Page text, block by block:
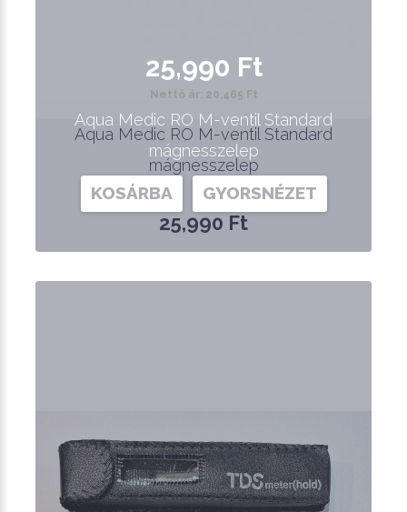
Aqua Medic RO M-ventil Standard
mágnesszelep
25,990 Ft
25,990 Ft
Nettó ár: 20,465 Ft
Aqua Medic RO M-ventil Standard
mágnesszelep
KOSÁRBA GYORSNÉZET